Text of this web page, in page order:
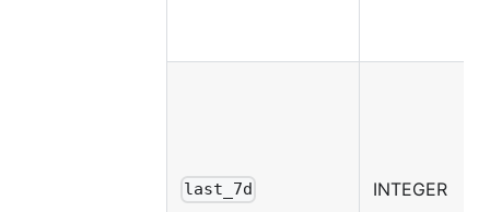
last_7d INTEGER